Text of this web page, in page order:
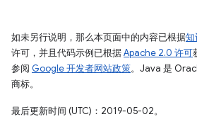
如未另行说明，那么本页面中的内容已根据知
许可，并且代码示例已根据Apache 2.0 许可
参阅 Google 开发者网站政策。Java 是
商标。
最后更新时间 (UTC)：2019-05-02。